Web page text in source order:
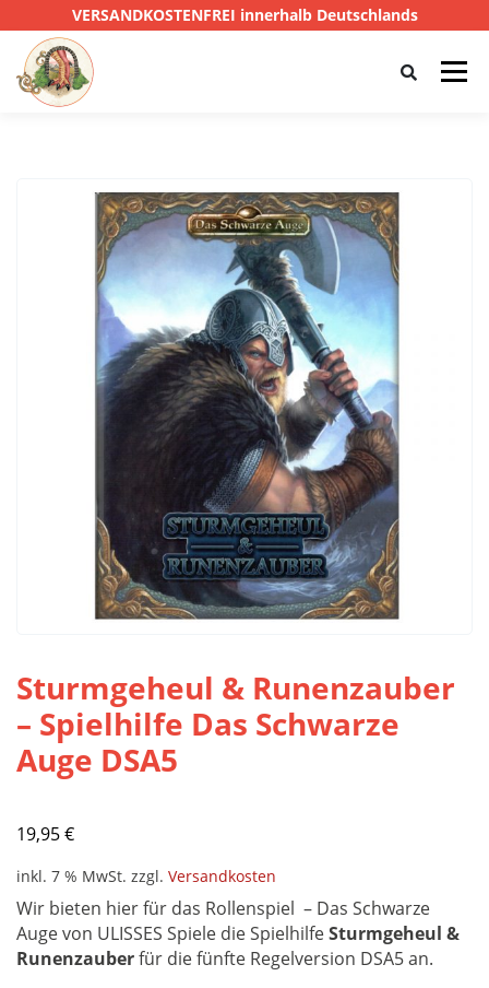
VERSANDKOSTENFREI innerhalb Deutschlands
Menü
DAS SCHWARZE AUGE D&D PRIVATE EYE
SONSTIGE 0,00 €
Sturmgeheul & Runenzauber
– Spielhilfe Das Schwarze
Auge DSA5
19,95€
inkl. 7 % MwSt. zzgl. Versandkosten
Wir bieten hier für das Rollenspiel – Das Schwarze
Auge von ULISSES Spiele die SpielhilfeSturmgeheul &
Runenzauberfür die fünfte Regelversion DSA5 an.